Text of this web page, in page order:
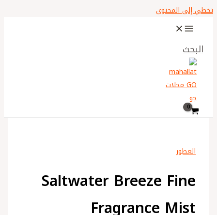
تخطي إلى المحتوى
البحث
العطور
Saltwater Breeze Fine
Fragrance Mist